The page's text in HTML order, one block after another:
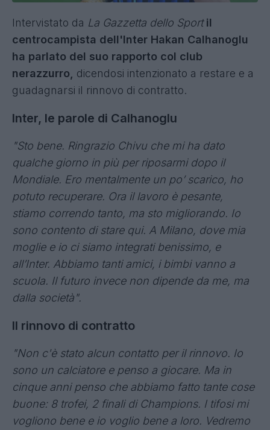
Intervistato daLa Gazzetta dello Sport il
centrocampista dell'Inter Hakan Calhanoglu
ha parlato del suo rapporto col club
nerazzurro,dicendosi intenzionato a restare e a
guadagnarsi il rinnovo di contratto.
Inter, le parole di Calhanoglu
"Sto bene. Ringrazio Chivu che mi ha dato
qualche giorno in più per riposarmi dopo il
potuto recuperare. Ora il lavoro è pesante,
stiamo correndo tanto, ma sto migliorando. Io
sono contento di stare qui. A Milano, dove mia
moglie e io ci siamo integrati benissimo, e
all’Inter. Abbiamo tanti amici, i bimbi vanno a